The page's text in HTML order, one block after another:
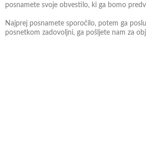
posnamete svoje obvestilo, ki ga bomo
Najprej posnamete sporočilo, potem ga
posnetkom zadovoljni, ga pošljete nam za